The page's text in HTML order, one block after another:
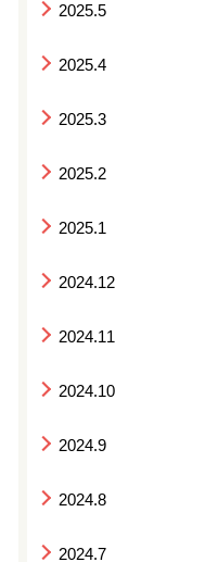
2025.5
2025.4
2025.3
2025.2
2025.1
2024.12
2024.11
2024.10
2024.9
2024.8
2024.7